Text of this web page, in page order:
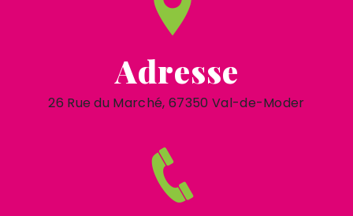
Adresse
26 Rue du Marché, 67350 Val-de-Moder